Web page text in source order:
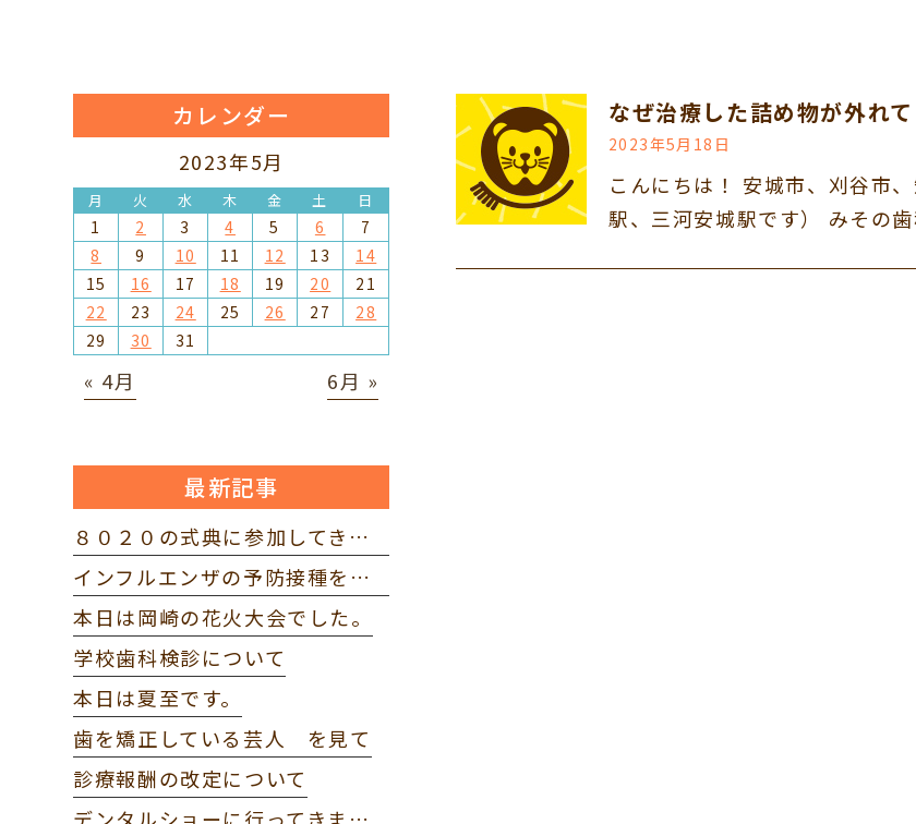
なぜ治療した詰め物が外れ
2023年5月18日
こんにちは！ 安城市、刈谷市
駅、三河安城駅です） みその
カレンダー
2023年5月
月 火 水 木 金 土 日
1 2 3 4 5 6
7
8
9 10 11 12 13
14
15
16 17 18 19 20
21
22
23 24 25 26 27
28
29
30 31
« 4月 6月 »
最新記事
８０２０の式典に参加してきました。
インフルエンザの予防接種を打ってきました。
本日は岡崎の花火大会でした。
学校歯科検診について
本日は夏至です。
歯を矯正している芸人 を見て
診療報酬の改定について